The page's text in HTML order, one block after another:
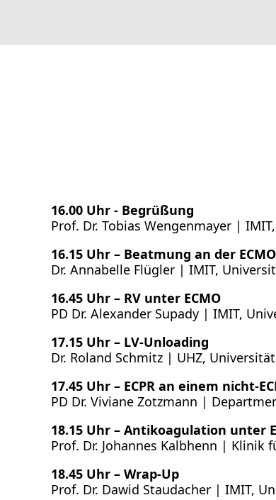
Virologie aktuell
16.00 Uhr - Begrüßung
Prof. Dr. Tobias Wengenmayer |
16.15 Uhr – Beatmung an der ECMO
Dr. Annabelle Flügler | IMIT,
16.45 Uhr – RV unter ECMO
PD Dr. Alexander Supady | IMIT,
17.15 Uhr – LV-Unloading
Dr. Roland Schmitz | UHZ,
17.45 Uhr – ECPR an einem nicht-
PD Dr. Viviane Zotzmann |
18.15 Uhr – Antikoagulation unter
Prof. Dr. Johannes Kalbhenn |
18.45 Uhr – Wrap-Up
Prof. Dr. Dawid Staudacher | IMIT,